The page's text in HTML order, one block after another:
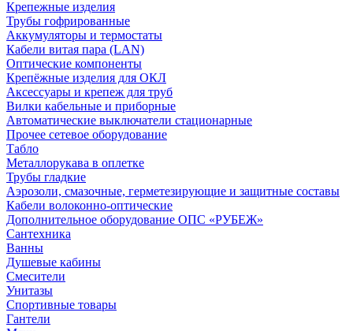
Крепежные изделия
Трубы гофрированные
Аккумуляторы и термостаты
Кабели витая пара (LAN)
Оптические компоненты
Крепёжные изделия для ОКЛ
Аксессуары и крепеж для труб
Вилки кабельные и приборные
Автоматические выключатели стационарные
Прочее сетевое оборудование
Табло
Металлорукава в оплетке
Трубы гладкие
Аэрозоли, смазочные, герметезирующие и защитные составы
Кабели волоконно-оптические
Дополнительное оборудование ОПС «РУБЕЖ»
Сантехника
Ванны
Душевые кабины
Смесители
Унитазы
Спортивные товары
Гантели